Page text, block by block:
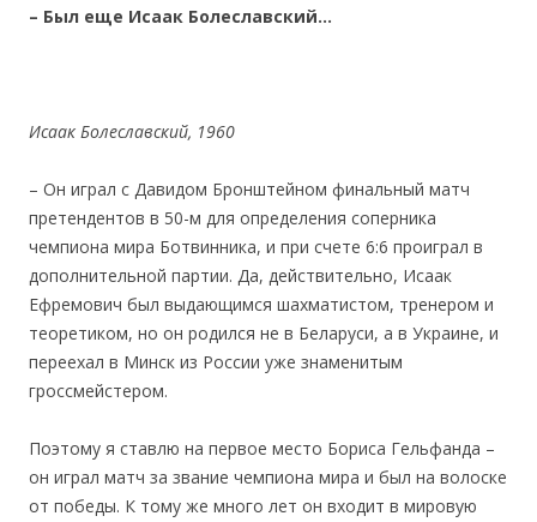
– Был еще Исаак Болеславский…
Исаак Болеславский, 1960
– Он играл с Давидом Бронштейном финальный матч
претендентов в 50-м для определения соперника
чемпиона мира Ботвинника, и при счете 6:6 проиграл в
дополнительной партии. Да, действительно, Исаак
Ефремович был выдающимся шахматистом, тренером и
теоретиком, но он родился не в Беларуси, а в Украине, и
переехал в Минск из России уже знаменитым
гроссмейстером.
Поэтому я ставлю на первое место Бориса Гельфанда –
он играл матч за звание чемпиона мира и был на волоске
от победы. К тому же много лет он входит в мировую